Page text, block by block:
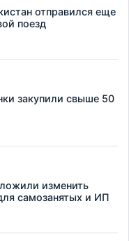
отправился еще
поезд
закупили свыше 50
изменить
самозанятых и ИП